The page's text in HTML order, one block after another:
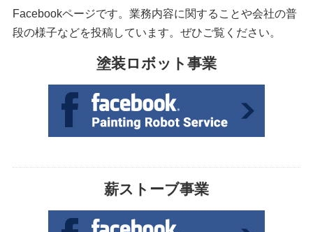
Facebookページです。業務内容に関することや会社の普
段の様子などを投稿しています。ぜひご覧ください。
塗装ロボット事業
薪ストーブ事業